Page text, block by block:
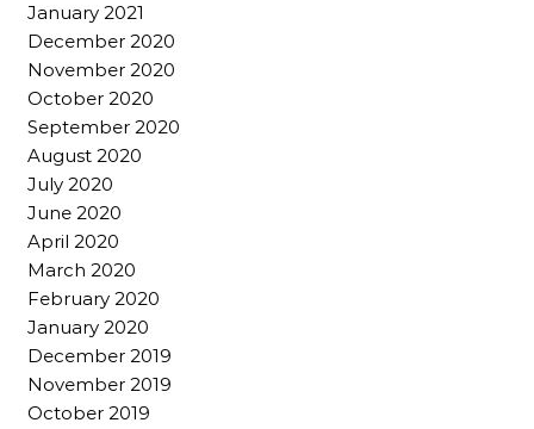
January 2021
December 2020
November 2020
October 2020
September 2020
August 2020
July 2020
June 2020
April 2020
March 2020
February 2020
January 2020
December 2019
November 2019
October 2019